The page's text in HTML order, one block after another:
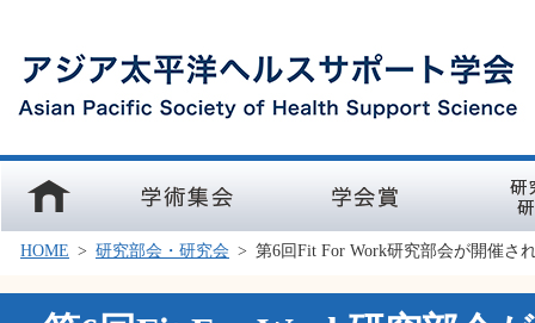
ホーム 学術集会 学会賞 研究部会
HOME > 研究部会・研究会 > 第6回Fit For Work研究部会が開催さ